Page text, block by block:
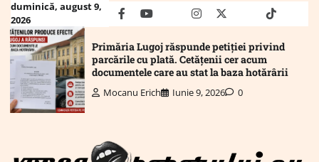
Skip
content
duminică, august 9,
2026
facebookyoutubeMailinstagram
twitter truthtiktok
Primăria Lugoj răspunde petiției privind
parcările cu plată. Cetățenii cer acum
documentele care au stat la baza hotărârii
Mocanu Erich Iunie 9, 2026 0